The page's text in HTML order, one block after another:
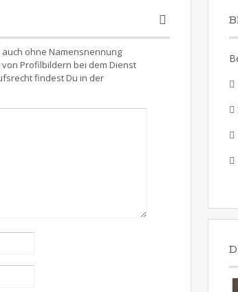
ohne Namensnennung
Profilbildern bei dem Dienst
findest Du in der